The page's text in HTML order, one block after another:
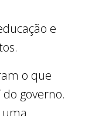
e
o que
governo.